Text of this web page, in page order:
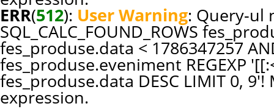
ERR(512): User Warning: Query-ul
SQL_CALC_FOUND_ROWS
fes_produse.data < 1786347257
fes_produse.eveniment REGEXP
fes_produse.data DESC LIMIT 0,
expression.